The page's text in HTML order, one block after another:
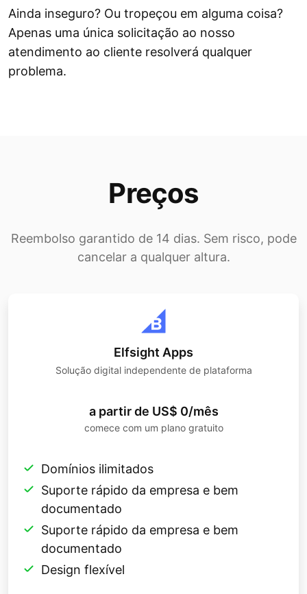
Ainda inseguro? Ou tropeçou em alguma coisa?
Apenas uma única solicitação ao nosso
atendimento ao cliente resolverá qualquer
problema.
Preços
Reembolso garantido de 14 dias. Sem risco, pode
cancelar a qualquer altura.
Elfsight Apps
Solução digital independente de plataforma
a partir de US$ 0/mês
comece com um plano gratuito
Domínios ilimitados
Suporte rápido da empresa e bem
documentado
Suporte rápido da empresa e bem
documentado
Design flexível